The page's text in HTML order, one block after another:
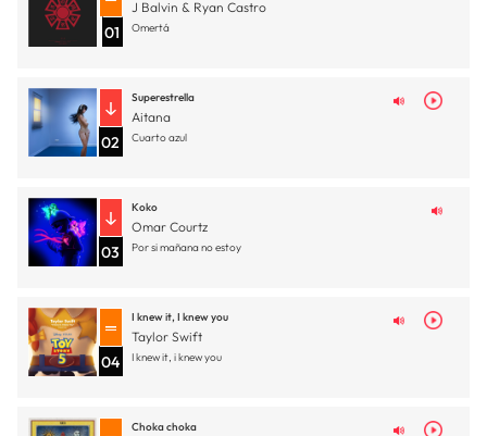
01
J Balvin & Ryan Castro
Omertá
02
Superestrella
Aitana
Cuarto azul
03
Koko
Omar Courtz
Por si mañana no estoy
04
I knew it, I knew you
Taylor Swift
I knew it, i knew you
Choka choka